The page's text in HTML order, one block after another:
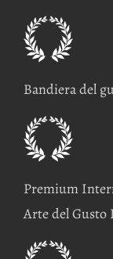
Bandiera del
Premium
Arte del